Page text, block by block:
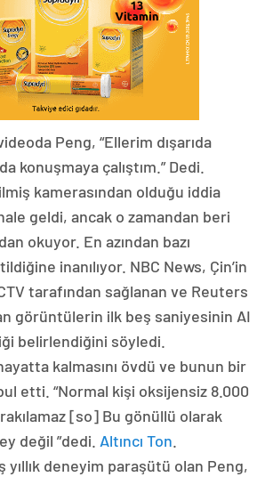
Peng, “Ellerim dışarıda
konuşmaya çalıştım.” Dedi.
kamerasından olduğu iddia
geldi, ancak o zamandan beri
okuyor. En azından bazı
inanılıyor. NBC News, Çin’in
tarafından sağlanan ve Reuters
görüntülerin ilk beş saniyesinin AI
belirlendiğini söyledi.
kalmasını övdü ve bunun bir
etti. “Normal kişi oksijensiz 8.000
[so] Bu gönüllü olarak
değil ”dedi. Altıncı Ton
yıllık deneyim paraşütü olan Peng,